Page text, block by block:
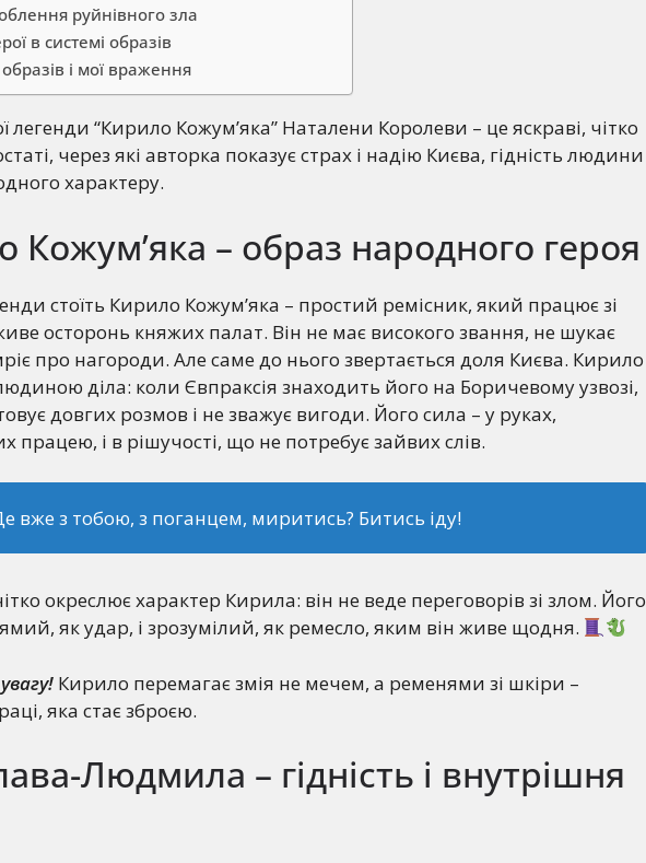
руйнівного зла
в системі образів
і мої враження
легенди “Кирило Кожум’яка” Наталени Королеви – це яскраві, чітко
через які авторка показує страх і надію Києва, гідність людини
характеру.
Кожум’яка – образ народного героя
стоїть Кирило Кожум’яка – простий ремісник, який працює зі
осторонь княжих палат. Він не має високого звання, не шукає
про нагороди. Але саме до нього звертається доля Києва. Кирило
діла: коли Євпраксія знаходить його на Боричевому узвозі,
довгих розмов і не зважує вигоди. Його сила – у руках,
працею, і в рішучості, що не потребує зайвих слів.
вже з тобою, з поганцем, миритись? Битись іду!
окреслює характер Кирила: він не веде переговорів зі злом. Його
як удар, і зрозумілий, як ремесло, яким він живе щодня.
Кирило перемагає змія не мечем, а ременями зі шкіри –
яка стає зброєю.
Людмила – гідність і внутрішня